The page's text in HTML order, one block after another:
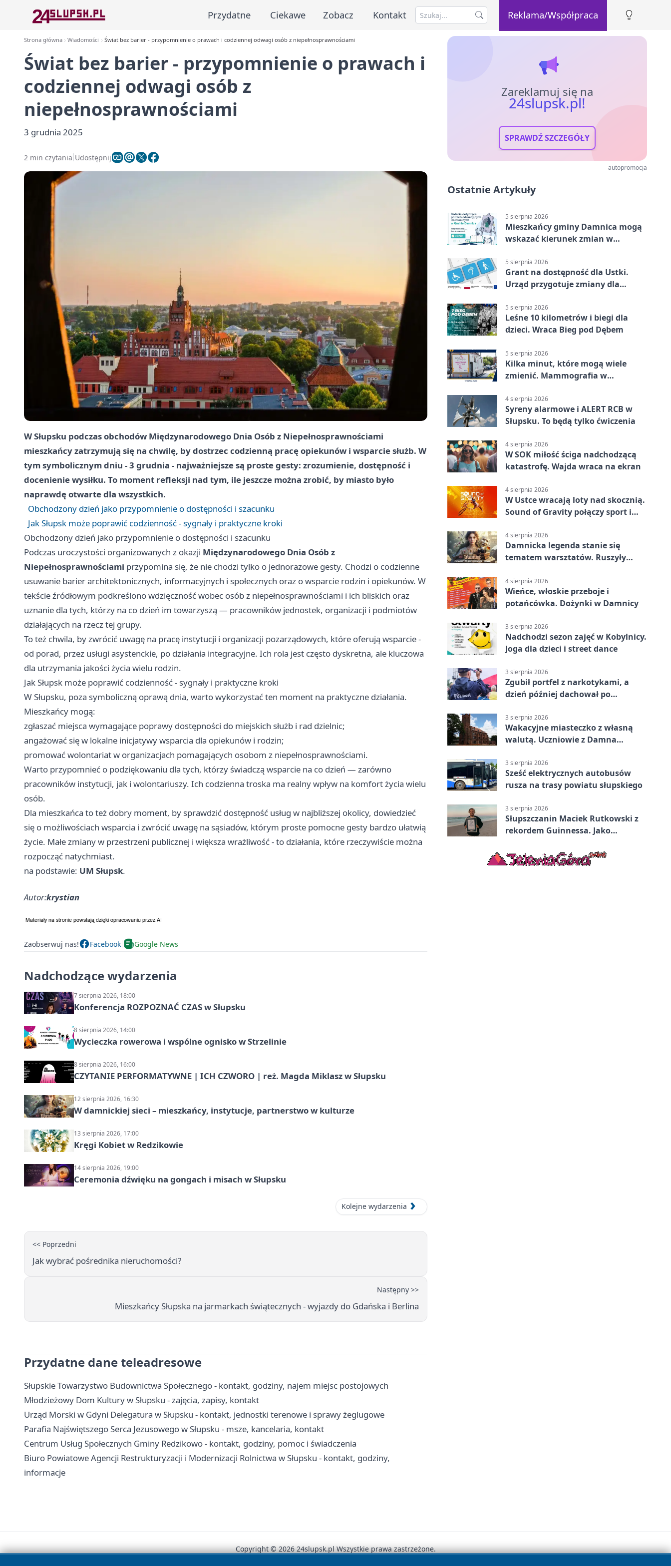
Przydatne Ciekawe Zobacz Kontakt Reklama/Współpraca
Strona główna Wiadomości Świat bez barier - przypomnienie o prawach i codziennej odwagi osób z niepełnosprawnościami
Świat bez barier - przypomnienie o prawach i
codziennej odwagi osób z
niepełnosprawnościami
3 grudnia 2025
2 min czytania Udostępnij
WSłupsku podczas obchodów Międzynarodowego Dnia Osób z Niepełnosprawnościami
mieszkańcy zatrzymują się na chwilę, by dostrzec codzienną pracę opiekunów i wsparcie służb. W
tym symbolicznym dniu -3 grudnia - najważniejsze są proste gesty: zrozumienie, dostępność i
docenienie wysiłku. To moment refleksji nad tym, ile jeszcze można zrobić, by miasto było
naprawdę otwarte dla wszystkich.
Obchodzony dzień jako przypomnienie o dostępności i szacunku
Jak Słupsk może poprawić codzienność - sygnały i praktyczne kroki
Obchodzony dzień jako przypomnienie o dostępności i szacunku
Podczas uroczystości organizowanych z okazji Międzynarodowego Dnia Osób z
Niepełnosprawnościami przypomina się, że nie chodzi tylko o jednorazowe gesty. Chodzi o codzienne
usuwanie barier architektonicznych, informacyjnych i społecznych oraz o wsparcie rodzin i opiekunów. W
tekście źródłowym podkreślono wdzięczność wobec osób z niepełnosprawnościami i ich bliskich oraz
uznanie dla tych, którzy na co dzień im towarzyszą — pracowników jednostek, organizacji i podmiotów
działających na rzecz tej grupy.
To też chwila, by zwrócić uwagę na pracę instytucji i organizacji pozarządowych, które oferują wsparcie -
od porad, przez usługi asystenckie, po działania integracyjne. Ich rola jest często dyskretna, ale kluczowa
dla utrzymania jakości życia wielu rodzin.
Jak Słupsk może poprawić codzienność - sygnały i praktyczne kroki
W Słupsku, poza symboliczną oprawą dnia, warto wykorzystać ten moment na praktyczne działania.
Mieszkańcy mogą:
zgłaszać miejsca wymagające poprawy dostępności do miejskich służb i rad dzielnic;
angażować się w lokalne inicjatywy wsparcia dla opiekunów i rodzin;
promować wolontariat w organizacjach pomagających osobom z niepełnosprawnościami.
Warto przypomnieć o podziękowaniu dla tych, którzy świadczą wsparcie na co dzień — zarówno
pracowników instytucji, jak i wolontariuszy. Ich codzienna troska ma realny wpływ na komfort życia wielu
osób.
Dla mieszkańca to też dobry moment, by sprawdzić dostępność usług w najbliższej okolicy, dowiedzieć
się o możliwościach wsparcia i zwrócić uwagę na sąsiadów, którym proste pomocne gesty bardzo ułatwią
życie. Małe zmiany w przestrzeni publicznej i większa wrażliwość - to działania, które rzeczywiście można
rozpocząć natychmiast.
na podstawie: UM Słupsk.
Autor:krystian
Zaobserwuj nas! Facebook Google News
Nadchodzące wydarzenia
7 sierpnia 2026, 18:00
Konferencja ROZPOZNAĆ CZAS w Słupsku
8 sierpnia 2026, 14:00
Wycieczka rowerowa i wspólne ognisko w Strzelinie
8 sierpnia 2026, 16:00
CZYTANIE PERFORMATYWNE | ICH CZWORO | reż. Magda Miklasz w Słupsku
12 sierpnia 2026, 16:30
W damnickiej sieci – mieszkańcy, instytucje, partnerstwo w kulturze
13 sierpnia 2026, 17:00
Kręgi Kobiet w Redzikowie
14 sierpnia 2026, 19:00
Ceremonia dźwięku na gongach i misach w Słupsku
Kolejne wydarzenia
<< Poprzedni
Jak wybrać pośrednika nieruchomości?
Następny >>
Mieszkańcy Słupska na jarmarkach świątecznych - wyjazdy do Gdańska i Berlina
Przydatne dane teleadresowe
Słupskie Towarzystwo Budownictwa Społecznego - kontakt, godziny, najem miejsc postojowych
Młodzieżowy Dom Kultury w Słupsku - zajęcia, zapisy, kontakt
Urząd Morski w Gdyni Delegatura w Słupsku - kontakt, jednostki terenowe i sprawy żeglugowe
Parafia Najświętszego Serca Jezusowego w Słupsku - msze, kancelaria, kontakt
Centrum Usług Społecznych Gminy Redzikowo - kontakt, godziny, pomoc i świadczenia
Biuro Powiatowe Agencji Restrukturyzacji i Modernizacji Rolnictwa w Słupsku - kontakt, godziny,
informacje
Zareklamuj się na
24slupsk.pl!
SPRAWDŹ SZCZEGÓŁY
autopromocja
Ostatnie Artykuły
5 sierpnia 2026
Mieszkańcy gminy Damnica mogą
wskazać kierunek zmian w
5 sierpnia 2026
Grant na dostępność dla Ustki.
Urząd przygotuje zmiany dla
5 sierpnia 2026
Leśne 10 kilometrów i biegi dla
dzieci. Wraca Bieg pod Dębem
5 sierpnia 2026
Kilka minut, które mogą wiele
zmienić. Mammografia w
4 sierpnia 2026
Syreny alarmowe i ALERT RCB w
Słupsku. To będą tylko ćwiczenia
4 sierpnia 2026
W SOK miłość ściga nadchodzącą
katastrofę. Wajda wraca na ekran
4 sierpnia 2026
W Ustce wracają loty nad skocznią.
Sound of Gravity połączy sport i
4 sierpnia 2026
Damnicka legenda stanie się
tematem warsztatów. Ruszyły
4 sierpnia 2026
Wieńce, włoskie przeboje i
potańcówka. Dożynki w Damnicy
3 sierpnia 2026
Nadchodzi sezon zajęć w Kobylnicy.
Joga dla dzieci i street dance
3 sierpnia 2026
Zgubił portfel z narkotykami, a
dzień później dachował po
3 sierpnia 2026
Wakacyjne miasteczko z własną
walutą. Uczniowie z Damna
3 sierpnia 2026
Sześć elektrycznych autobusów
rusza na trasy powiatu słupskiego
3 sierpnia 2026
Słupszczanin Maciek Rutkowski z
rekordem Guinnessa. Jako
Bałtyk na desce windsurfingowej
Copyright © 2026 24slupsk.pl Wszystkie prawa zastrzeżone.